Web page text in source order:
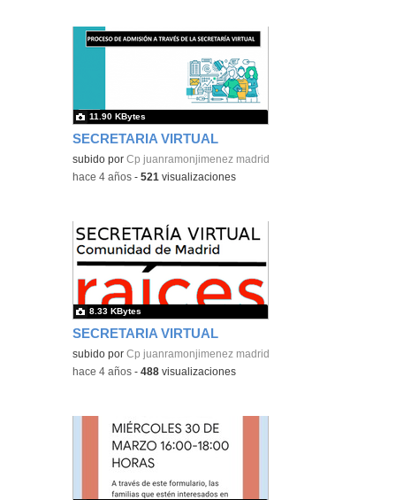
SECRETARIA VIRTUAL
subido porCp juanramonjimenez madrid
11.90 KBytes
-hace 4 años -521 visualizaciones
SECRETARIA VIRTUAL
subido porCp juanramonjimenez madrid
8.33 KBytes
-hace 4 años -488 visualizaciones